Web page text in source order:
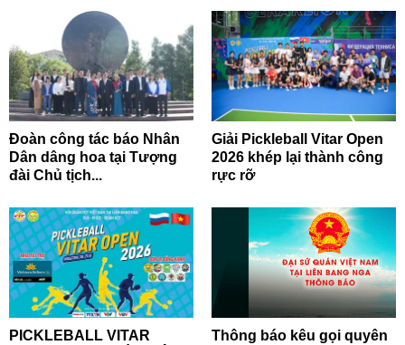
Đoàn công tác báo Nhân
Dân dâng hoa tại Tượng
đài Chủ tịch...
Giải Pickleball Vitar Open
2026 khép lại thành công
rực rỡ
PICKLEBALL VITAR
Thông báo kêu gọi quyên